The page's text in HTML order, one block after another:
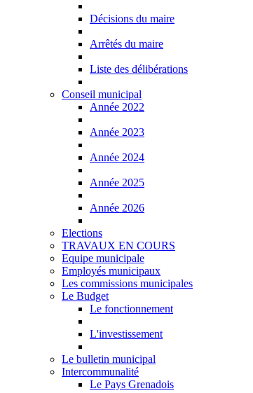
Décisions du maire
Arrêtés du maire
Liste des délibérations
Conseil municipal
Année 2022
Année 2023
Année 2024
Année 2025
Année 2026
Elections
TRAVAUX EN COURS
Equipe municipale
Employés municipaux
Les commissions municipales
Le Budget
Le fonctionnement
L'investissement
Le bulletin municipal
Intercommunalité
Le Pays Grenadois